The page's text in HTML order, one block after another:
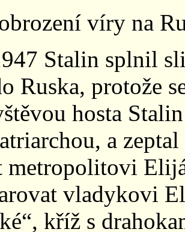
víry na
Stalin splnil
Ruska, protože
hosta
a
metropolitovi
vladykovi
kříž s